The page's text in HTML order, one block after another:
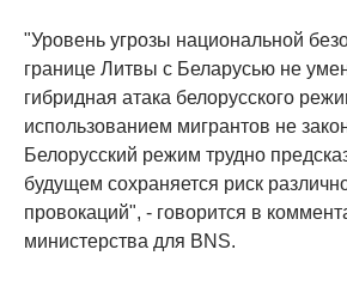
"Уровень угрозы национальной
границе Литвы с Беларусью не
гибридная атака белорусского
использованием мигрантов не
Белорусский режим трудно
будущем сохраняется риск
провокаций", - говорится в
министерства для BNS.